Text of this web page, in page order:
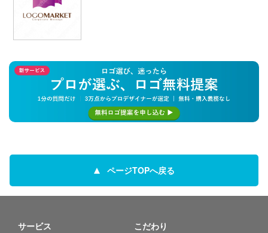
ページTOPへ戻る
サービス こだわり